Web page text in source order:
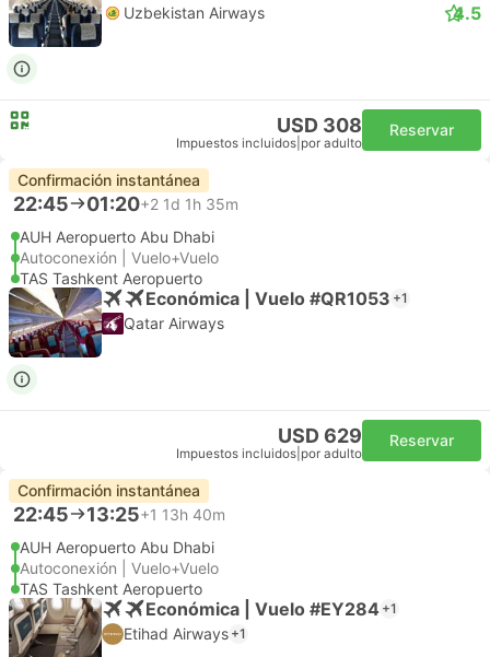
Uzbekistan Airways 4.5
USD 308
Impuestos incluidos por adulto
Reservar
Confirmación instantánea
22:45 01:20+2 1d 1h 35m
AUH Aeropuerto Abu Dhabi
Autoconexión | Vuelo+Vuelo
TAS Tashkent Aeropuerto
Económica | Vuelo #QR1053 +1
Qatar Airways
USD 629
Impuestos incluidos por adulto
Reservar
Confirmación instantánea
22:45 13:25+1 13h 40m
AUH Aeropuerto Abu Dhabi
Autoconexión | Vuelo+Vuelo
TAS Tashkent Aeropuerto
Económica | Vuelo #EY284 +1
Etihad Airways +1